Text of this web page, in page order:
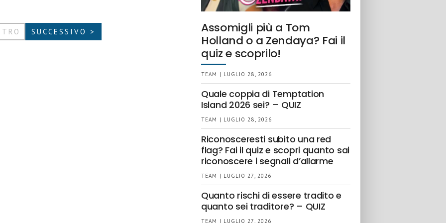
SUCCESSIVO >
Assomigli più a Tom
Holland o a Zendaya? Fai il
quiz e scoprilo!
TEAM | LUGLIO 28, 2026
Quale coppia di Temptation
Island 2026 sei? – QUIZ
TEAM | LUGLIO 28, 2026
Riconosceresti subito una red
flag? Fai il quiz e scopri quanto sai
riconoscere i segnali d’allarme
TEAM | LUGLIO 27, 2026
Quanto rischi di essere tradito e
quanto sei traditore? – QUIZ
TEAM | LUGLIO 27, 2026